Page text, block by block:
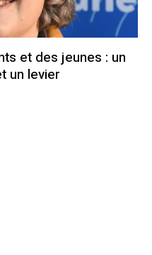
et des jeunes : un
un levier